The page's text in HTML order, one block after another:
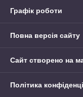
Графік роботи
Повна версія сайту
Сайт створено на
Політика